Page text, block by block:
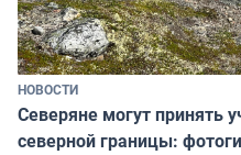
НОВОСТИ
Северяне могут принять
северной границы: